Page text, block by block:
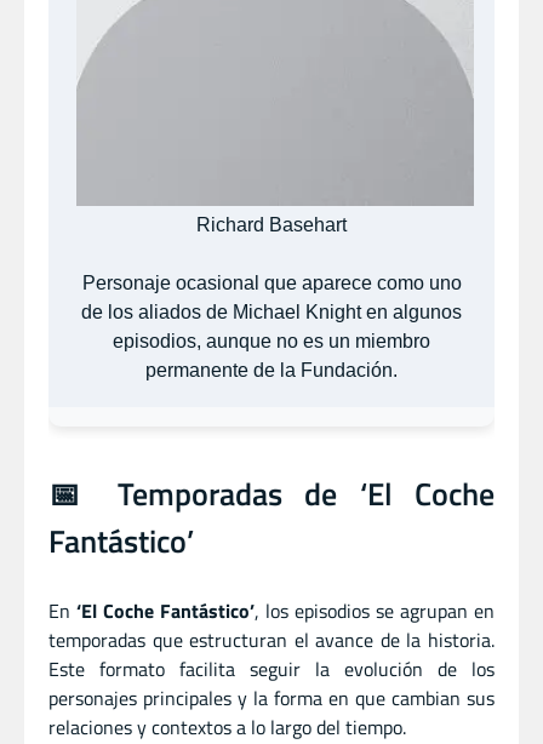
Richard Basehart
Personaje ocasional que aparece como uno
de los aliados de Michael Knight en algunos
episodios, aunque no es un miembro
permanente de la Fundación.
📅 Temporadas de ‘El Coche
Fantástico’
En ‘El Coche Fantástico’, los episodios se agrupan en
temporadas que estructuran el avance de la historia.
Este formato facilita seguir la evolución de los
personajes principales y la forma en que cambian sus
relaciones y contextos a lo largo del tiempo.